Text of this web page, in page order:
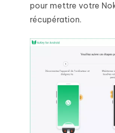
pour mettre votre
récupération.